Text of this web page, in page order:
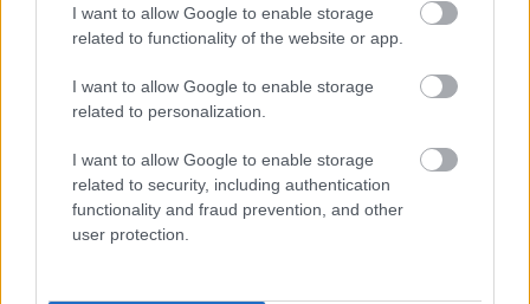
I want to allow Google to enable storage
related to functionality of the website or app.
I want to allow Google to enable storage
related to personalization.
I want to allow Google to enable storage
related to security, including authentication
functionality and fraud prevention, and other
user protection.
es kunszentmártoni
csatlakozásának
kiépítése. A projekt egy nagyszabású stratégia része, ennek
végén a gyorsforgalmi út egészen a román határig vezeti majd
TOVÁBB OLVASOM
JNSZ megyei hírek